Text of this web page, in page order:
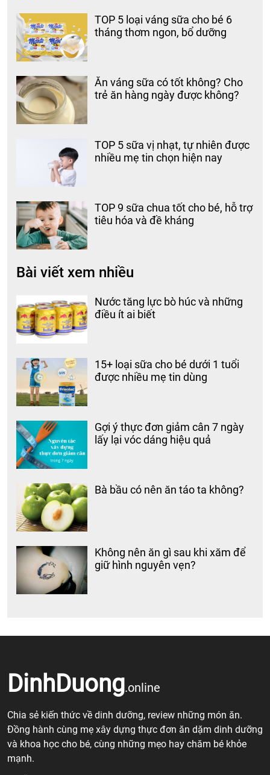
TOP 5 loại váng sữa cho bé 6
tháng thơm ngon, bổ dưỡng
Ăn váng sữa có tốt không? Cho
trẻ ăn hàng ngày được không?
TOP 5 sữa vị nhạt, tự nhiên được
nhiều mẹ tin chọn hiện nay
TOP 9 sữa chua tốt cho bé, hỗ trợ
tiêu hóa và đề kháng
Bài viết xem nhiều
Nước tăng lực bò húc và những
điều ít ai biết
15+ loại sữa cho bé dưới 1 tuổi
được nhiều mẹ tin dùng
Gợi ý thực đơn giảm cân 7 ngày
lấy lại vóc dáng hiệu quả
Bà bầu có nên ăn táo ta không?
Không nên ăn gì sau khi xăm để
giữ hình nguyên vẹn?
DinhDuong.online
Chia sẻ kiến thức về dinh dưỡng, review những món ăn.
Đồng hành cùng mẹ xây dựng thực đơn ăn dặm dinh dưỡng
và khoa học cho bé, cùng những mẹo hay chăm bé khỏe
mạnh.